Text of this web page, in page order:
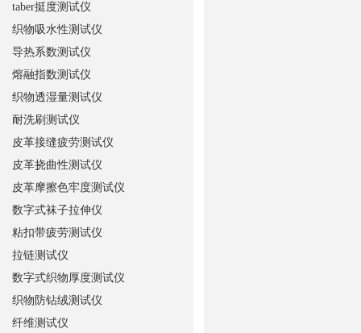
taber挺度测试仪
织物吸水性测试仪
导热系数测试仪
熔融指数测试仪
织物透湿量测试仪
耐洗刷测试仪
皮革接缝疲劳测试仪
皮革挠曲性测试仪
皮革摩擦色牢度测试仪
数字式袜子拉伸仪
粘扣带疲劳测试仪
拉链测试仪
数字式织物厚度测试仪
织物防钻绒测试仪
纤维测试仪